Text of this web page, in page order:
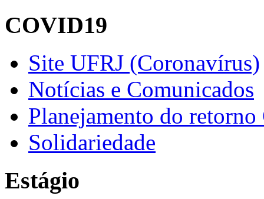
COVID19
Site UFRJ (Coronavírus)
Notícias e Comunicados
Planejamento do retorno
Solidariedade
Estágio